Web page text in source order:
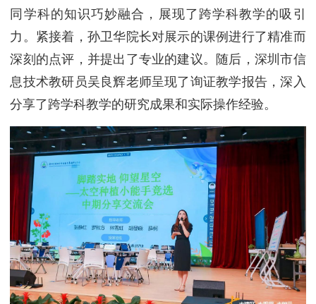
同学科的知识巧妙融合，展现了跨学科教学的吸引
力。紧接着，孙卫华院长对展示的课例进行了精准而
深刻的点评，并提出了专业的建议。随后，深圳市信
息技术教研员吴良辉老师呈现了询证教学报告，深入
分享了跨学科教学的研究成果和实际操作经验。